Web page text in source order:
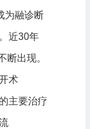
为融诊断
近30年
断出现。
术
主要治疗